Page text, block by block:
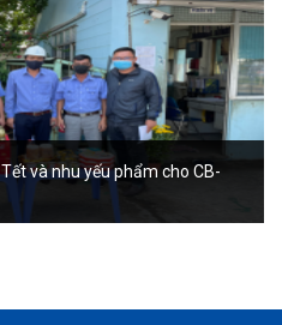
và nhu yếu phẩm cho CB-